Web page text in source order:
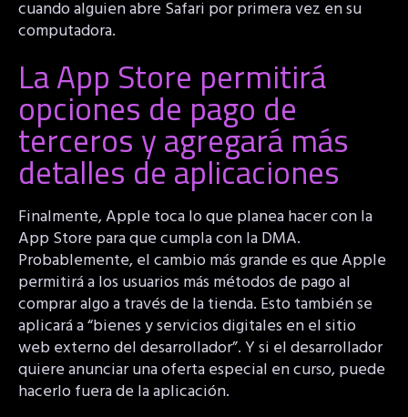
cuando alguien abre Safari por primera vez en su
computadora.
La App Store permitirá
opciones de pago de
terceros y agregará más
detalles de aplicaciones
Finalmente, Apple toca lo que planea hacer con la
App Store para que cumpla con la DMA.
Probablemente, el cambio más grande es que Apple
permitirá a los usuarios más métodos de pago al
comprar algo a través de la tienda. Esto también se
aplicará a “bienes y servicios digitales en el sitio
web externo del desarrollador”. Y si el desarrollador
quiere anunciar una oferta especial en curso, puede
hacerlo fuera de la aplicación.